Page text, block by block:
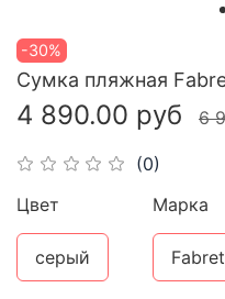
-30%
(0)
Сумка пляжная
4 890.00 руб 6
Цвет
серый
Марка